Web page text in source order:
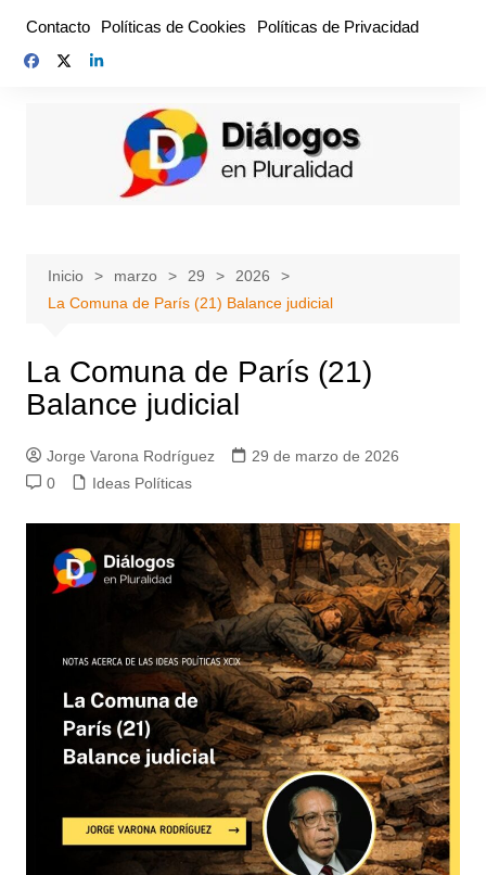
contenido
Contacto Políticas de Cookies Políticas de Privacidad
Inicio marzo 29
2026
La Comuna de París (21) Balance judicial
La Comuna de París (21)
Balance judicial
Jorge Varona Rodríguez
29 de marzo de 2026
0
Ideas Políticas